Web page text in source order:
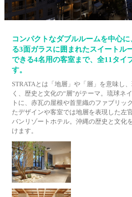
コンパクトなダブルルームを中心
る3面ガラスに囲まれたスイートル
できる4名用の客室まで、全11タイ
す。
STRATAとは「地層」や「層」を意味し
く、歴史と文化の“層"がテーマ。琉球ネ
トに、赤瓦の屋根や首里織のファブリッ
たデザインや客室では地層を表現した左
バンリゾートホテル。沖縄の歴史と文化
けます。